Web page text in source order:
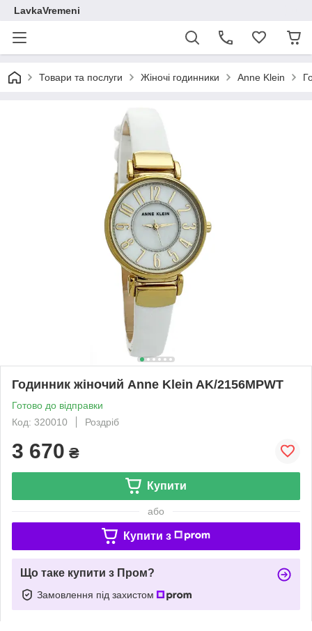
LavkaVremeni
Товари та послуги Жіночі годинники Anne Klein
Годинник жіночий Anne Klein AK/2156MPWT
Готово до відправки
Код: 320010
Роздріб
3 670 ₴
Купити
або
Купити з
Що таке купити з Пром?
Замовлення під захистом